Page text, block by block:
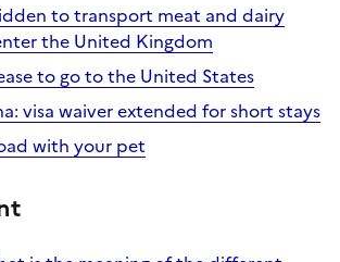
to transport meat and dairy
the United Kingdom
to go to the United States
visa waiver extended for short stays
with your pet